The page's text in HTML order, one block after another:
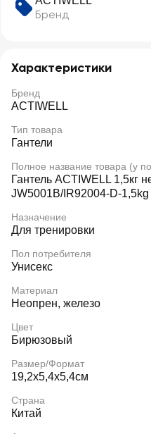
Бренд
Характеристики
Бренд
ACTIWELL
Тип товара
Гантели
Полное название товара (у
Гантель ACTIWELL 1,5кг
JW5001B/IR92004-D-1,5kg
Назначение
Для тренировки
Пол потребителя
Унисекс
Материал
Неопрен, железо
Цвет
Бирюзовый
Размер/Формат
19,2x5,4x5,4см
Страна
Китай